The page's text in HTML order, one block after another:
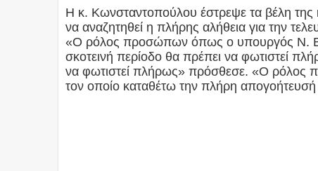
Η κ. Κωνσταντοπούλου έστρεψε τα βέλη της
να αναζητηθεί η πλήρης αλήθεια για την
«Ο ρόλος προσώπων όπως ο υπουργός Ν.
σκοτεινή περίοδο θα πρέπει να φωτιστεί
να φωτιστεί πλήρως» πρόσθεσε. «Ο ρόλος
τον οποίο καταθέτω την πλήρη απογοήτευσή